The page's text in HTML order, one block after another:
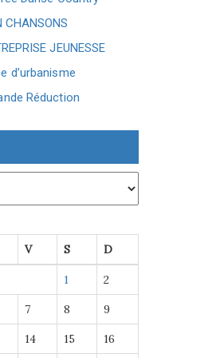
CHANSONS
JEUNESSE
d’urbanisme
Réduction
V S D
1 2
7 8 9
14 15 16